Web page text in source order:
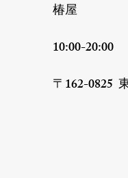
椿屋
10:00-20:00
〒162-0825